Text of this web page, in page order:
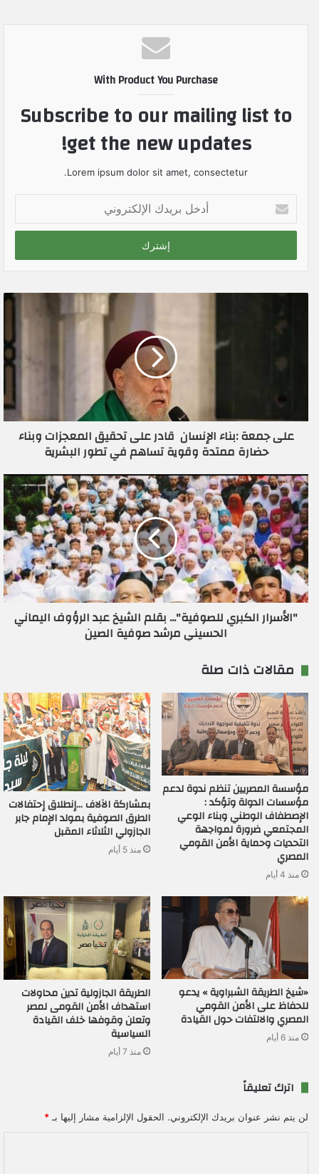
With Product You Purchase
Subscribe to our mailing list to
get the new updates!
Lorem ipsum dolor sit amet, consectetur.
خ
ب
ي
و
ي
على جمعة :بناء الإنسان قادر على تحقيق المعجزات وبناء
حضارة ممتدة وقوية تساهم في تطور البشرية
"الأسرار الكبري للصوفية"... بقلم الشيخ عبد الرؤوف اليماني
الحسيني مرشد صوفية الصين
مقالات ذات صلة
مؤسسة المصريين تنظم ندوة لدعم
مؤسسات الدولة وتؤكد :
الإصطفاف الوطني وبناء الوعي
المجتمعي ضرورة لمواجهة
التحديات وحماية الأمن القومي
المصري
منذ 4 أيام
بمشاركة الآلاف …إنطلاق إحتفالات
الطرق الصوفية بمولد الإمام جابر
الجازولي الثلاثاء المقبل
منذ 5 أيام
«شيخ الطريقة الشبراوية » يدعو
للحفاظ على الأمن القومي
المصري والالتفات حول القيادة
منذ 6 أيام
الطريقة الجازولية تدين محاولات
استهداف الأمن القومى لمصر
وتعلن وقوفها خلف القيادة
السياسية
منذ 7 أيام
اترك تعليقاً
لن يتم نشر عنوان بريدك الإلكتروني. الحقول الإلزامية مشار إليها بـ *